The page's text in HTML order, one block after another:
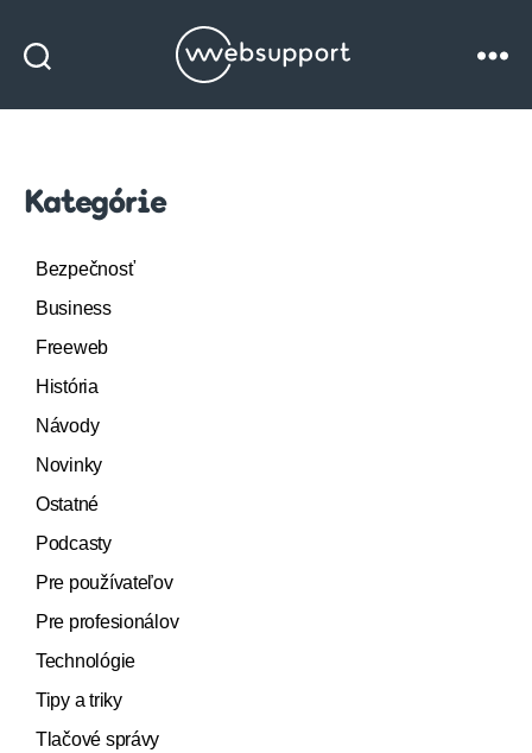
Websupport
Kategórie
Bezpečnosť
Business
Freeweb
História
Návody
Novinky
Ostatné
Podcasty
Pre používateľov
Pre profesionálov
Technológie
Tipy a triky
Tlačové správy